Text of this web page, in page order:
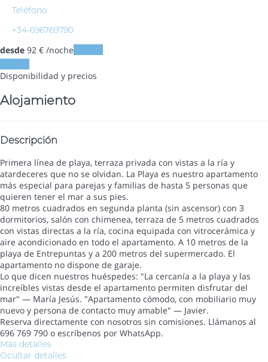
Teléfono
+34-696769790
desde 92 € /noche
Disponibilidad y precios
Alojamiento
Descripción
Primera línea de playa, terraza privada con vistas a la ría y
atardeceres que no se olvidan. La Playa es nuestro apartamento
más especial para parejas y familias de hasta 5 personas que
quieren tener el mar a sus pies.
80 metros cuadrados en segunda planta (sin ascensor) con 3
dormitorios, salón con chimenea, terraza de 5 metros cuadrados
con vistas directas a la ría, cocina equipada con vitrocerámica y
aire acondicionado en todo el apartamento. A 10 metros de la
playa de Entrepuntas y a 200 metros del supermercado. El
apartamento no dispone de garaje.
Lo que dicen nuestros huéspedes: "La cercanía a la playa y las
increíbles vistas desde el apartamento permiten disfrutar del
mar" — María Jesús. "Apartamento cómodo, con mobiliario muy
nuevo y persona de contacto muy amable" — Javier.
Reserva directamente con nosotros sin comisiones. Llámanos al
696 769 790 o escríbenos por WhatsApp.
Más detalles
Ocultar detalles